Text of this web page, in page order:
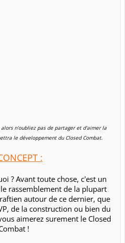
alors n'oubliez pas de partager et d'aimer la
le développement du Closed Combat.
:
? Avant toute chose, c'est un
rassemblement de la plupart
autour de ce dernier, que
de la construction ou bien du
aimerez surement le Closed
!​